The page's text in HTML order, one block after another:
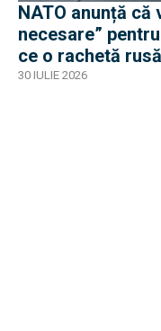
NATO anunță că
necesare”
ce o rachetă
30 IULIE 2026